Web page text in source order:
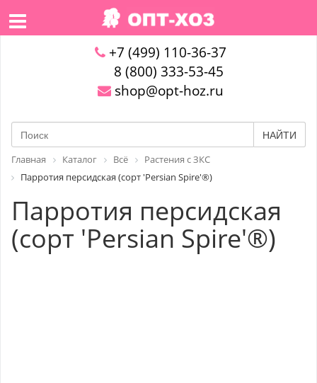
+7 (499) 110-36-37
8 (800) 333-53-45
shop@opt-hoz.ru
НАЙТИ
Главная Каталог Всё
Растения с ЗКС
Парротия персидская (сорт 'Persian Spire'®)
Парротия персидская
(сорт 'Persian Spire'®)